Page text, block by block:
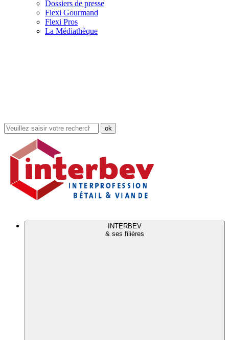
Dossiers de presse
Flexi Gourmand
Flexi Pros
La Médiathèque
Rechercher
dans
site
INTERBEV
& ses filières